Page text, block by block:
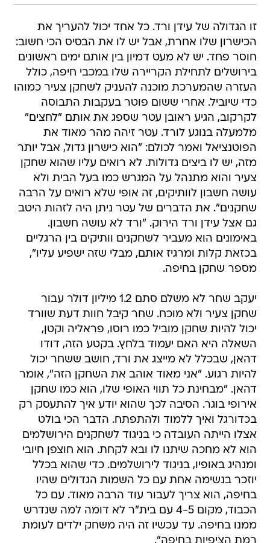
זו הגדולה של עידן ורד. כל אחד יכול להעריך את
הכישרון שלו אחרת, אבל יש לו את הבסיס הכי חשוב:
חוסר פחד. יש לא מעט דמיון בין אותם ימים ראשונים
בירושלים לתחילת הקריירה שלו במכבי חיפה, כולל
העזרה שהמערכת מוכנה להעניק לשחקן צעיר כמוהו
כדי שיוביל. אחרי ששום פוטר בעקבות התבוסה
לקרקוב, הגיע ראובן עטר שספג את אותם "לחצים"
מלמעלה בנוגע לורד. עטר זיהה מהר מאוד את
הפוטנציאל ואמר לכולם: "הוא כישרון גדול, אבל יותר
מזה, יש לו ביצים גדולות. לא רואים עליו שהוא שחקן
צעיר והוא מתנהל על המגרש כמו בעל הבית ולא
עושה חשבון לוותיקים, זה אופי שלא רואים על הרבה
שחקנים". את הדברים של עטר ניתן היה לזהות היטב
גם אצל עידן ורד הירוק. "ורד לא עושה חשבון.
באימונים הוא מעביר לשחקנים וותיקים בין הרגליים
בכזאת קלות ומרגיז אותם, מבלי שזה ישפיע עליו",
מספר שחקן בחיפה.
יעקב שחר לא משלם סתם 1.2 מיליון דולר עבור
שחקן צעיר ולא מוכח. שחר קיבל חוות דעת שוורד
יכול להיות שחקן מוביל כמו רוסו, פראליה וקטן,
השאלה היא האם יעמוד בלחץ. בקטע הזה, דודו
דהאן, שבכלל לא מייצג את ורד, חושב ששחר יכול
להיות רגוע. "אני מאוד אוהב את השחקן הזה", אומר
דהאן. "מבחינת כל תווי האופי שלו, הוא כמו שחקן
אירופי בוגר. הסיבה לכך שהוא יודע איך להתעסק רק
בכדורגל ואיך ללמוד ולהתפתח. הדבר הכי בולט
אצלו הייתה העובדה כי בניגוד לשחקנים הירושלמים
הוא לא מחכה שיתנו לו ובא לקחת. הוא חוצפן חיובי
ומנהיג באופיו, בניגוד לירושלמים. כדי שהוא בכלל
יוזכר בנשימה אחת עם כל השמות הגדולים שהיו
בחיפה, הוא צריך לעבור עוד הרבה מאוד. עם כל
הכבוד, מקום 4-5 עם בית"ר לא דומה למה שנדרש
ממנו בחיפה. עד עכשיו זה היה משחק ילדים לעומת